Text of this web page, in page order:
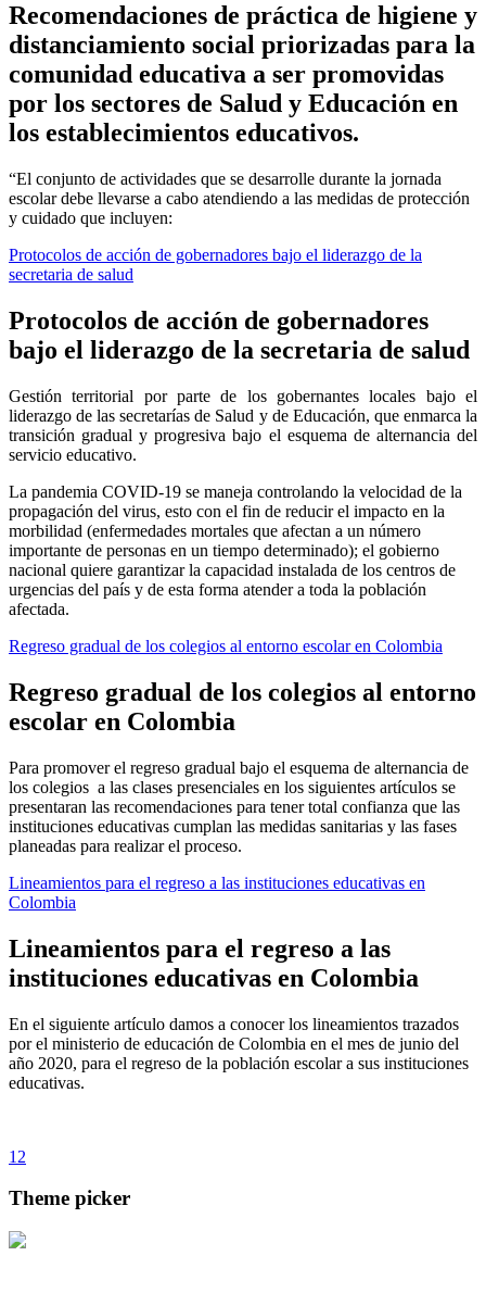
Recomendaciones de práctica de higiene y
distanciamiento social priorizadas para la
comunidad educativa a ser promovidas
por los sectores de Salud y Educación en
los establecimientos educativos.
“El conjunto de actividades que se desarrolle durante la jornada
escolar debe llevarse a cabo atendiendo a las medidas de protección
y cuidado que incluyen:
Protocolos de acción de gobernadores bajo el liderazgo de la
secretaria de salud
Protocolos de acción de gobernadores
bajo el liderazgo de la secretaria de salud
Gestión territorial por parte de los gobernantes locales bajo el
liderazgo de las secretarías de Salud y de Educación, que enmarca la
transición gradual y progresiva bajo el esquema de alternancia del
servicio educativo.
La pandemia COVID-19 se maneja controlando la velocidad de la
propagación del virus, esto con el fin de reducir el impacto en la
morbilidad (enfermedades mortales que afectan a un número
importante de personas en un tiempo determinado); el gobierno
nacional quiere garantizar la capacidad instalada de los centros de
urgencias del país y de esta forma atender a toda la población
afectada.
Regreso gradual de los colegios al entorno escolar en Colombia
Regreso gradual de los colegios al entorno
escolar en Colombia
Para promover el regreso gradual bajo el esquema de alternancia de
los colegios a las clases presenciales en los siguientes artículos se
presentaran las recomendaciones para tener total confianza que las
instituciones educativas cumplan las medidas sanitarias y las fases
planeadas para realizar el proceso.
Lineamientos para el regreso a las instituciones educativas en
Colombia
Lineamientos para el regreso a las
instituciones educativas en Colombia
En el siguiente artículo damos a conocer los lineamientos trazados
por el ministerio de educación de Colombia en el mes de junio del
año 2020, para el regreso de la población escolar a sus instituciones
educativas.
1 2
Theme picker